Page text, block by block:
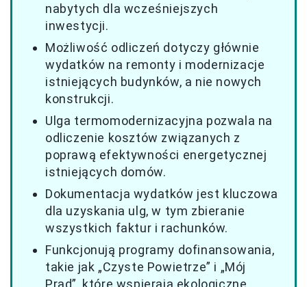
nabytych dla wcześniejszych
inwestycji.
Możliwość odliczeń dotyczy głównie
wydatków na remonty i modernizacje
istniejących budynków, a nie nowych
konstrukcji.
Ulga termomodernizacyjna pozwala na
odliczenie kosztów związanych z
poprawą efektywności energetycznej
istniejących domów.
Dokumentacja wydatków jest kluczowa
dla uzyskania ulg, w tym zbieranie
wszystkich faktur i rachunków.
Funkcjonują programy dofinansowania,
takie jak „Czyste Powietrze” i „Mój
Prąd”, które wspierają ekologiczne